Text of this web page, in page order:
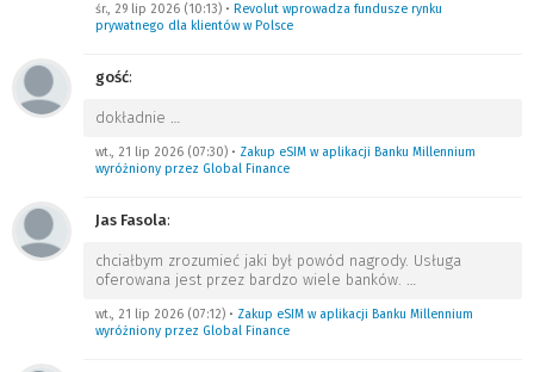
śr., 29 lip 2026 (10:13) • Revolut wprowadza fundusze rynku
prywatnego dla klientów w Polsce
gość:
dokładnie …
wt., 21 lip 2026 (07:30) • Zakup eSIM w aplikacji Banku Millennium
wyróżniony przez Global Finance
Jas Fasola:
chciałbym zrozumieć jaki był powód nagrody. Usługa
oferowana jest przez bardzo wiele banków. …
wt., 21 lip 2026 (07:12) • Zakup eSIM w aplikacji Banku Millennium
wyróżniony przez Global Finance